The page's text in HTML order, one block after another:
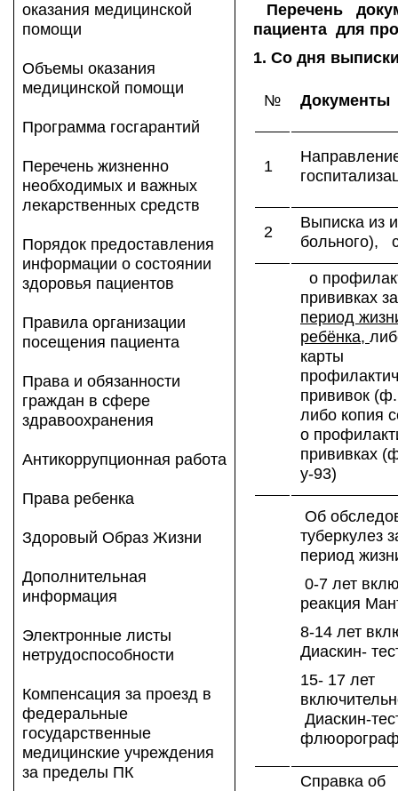
оказания медицинской
помощи
Объемы оказания
медицинской помощи
Программа госгарантий
Перечень жизненно
необходимых и важных
лекарственных средств
Порядок предоставления
информации о состоянии
здоровья пациентов
Правила организации
посещения пациента
Права и обязанности
граждан в сфере
здравоохранения
Антикоррупционная работа
Права ребенка
Здоровый Образ Жизни
Дополнительная
информация
Электронные листы
нетрудоспособности
Компенсация за проезд в
федеральные
государственные
медицинские учреждения
за пределы ПК
Перечень
пациента для
1. Со дня
№ Документы
1
2
Выписка из
больного),
о
прививках
период
ребёнка,
карты
прививок
либо копия
о
прививках
у-93)
Об
туберкулез
период
0-7 лет
реакция
8-14 лет
Диаскин-
15- 17 лет
Диаскин-
Справка об